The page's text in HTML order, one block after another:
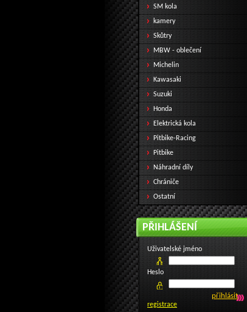
SM kola
kamery
Skůtry
MBW - oblečení
Michelin
Kawasaki
Suzuki
Honda
Elektrická kola
Pitbike-Racing
Pitbike
Náhradní díly
Chrániče
Ostatní
PŘIHLÁŠENÍ
Uživatelské jméno
Heslo
registrace